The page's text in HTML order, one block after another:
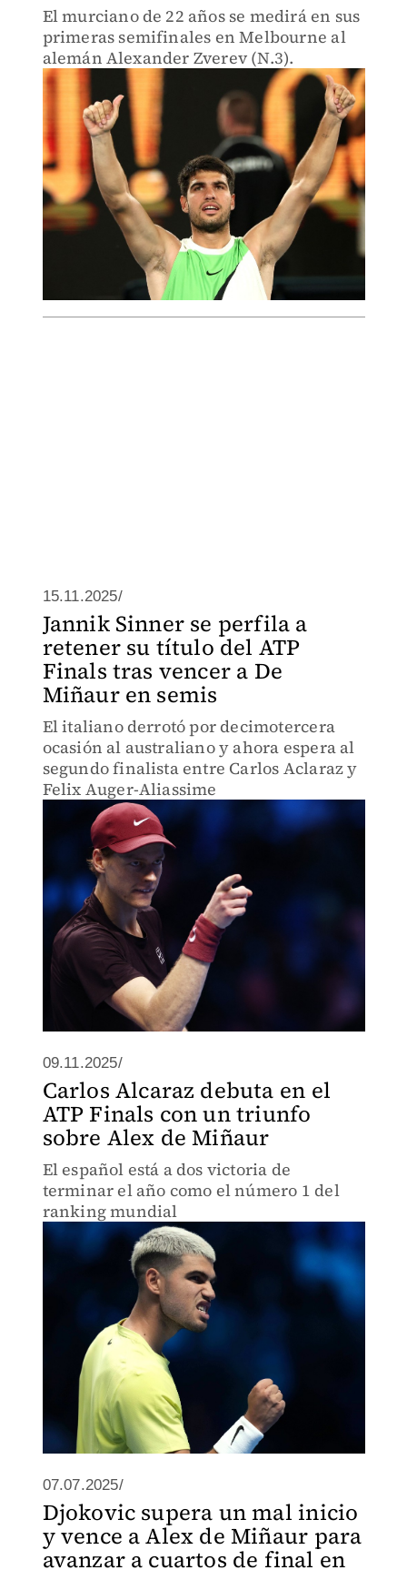
El murciano de 22 años se medirá en sus
primeras semifinales en Melbourne al
alemán Alexander Zverev (N.3).
15.11.2025/
Jannik Sinner se perfila a
retener su título del ATP
Finals tras vencer a De
Miñaur en semis
El italiano derrotó por decimotercera
ocasión al australiano y ahora espera al
segundo finalista entre Carlos Aclaraz y
Felix Auger-Aliassime
09.11.2025/
Carlos Alcaraz debuta en el
ATP Finals con un triunfo
sobre Alex de Miñaur
El español está a dos victoria de
terminar el año como el número 1 del
ranking mundial
07.07.2025/
Djokovic supera un mal inicio
y vence a Alex de Miñaur para
avanzar a cuartos de final en